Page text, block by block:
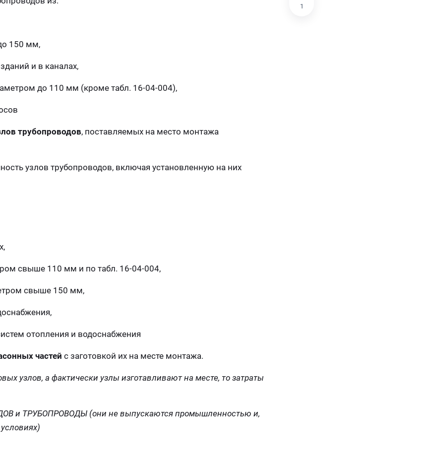
150 мм,
и в каналах,
до 110 мм (кроме табл. 16-04-004),
трубопроводов, поставляемых на место монтажа
узлов трубопроводов, включая установленную на них
свыше 110 мм и по табл. 16-04-004,
свыше 150 мм,
отопления и водоснабжения
частей с заготовкой их на месте монтажа.
узлов, а фактически узлы изготавливают на месте, то затраты
и ТРУБОПРОВОДЫ (они не выпускаются промышленностью и,
1